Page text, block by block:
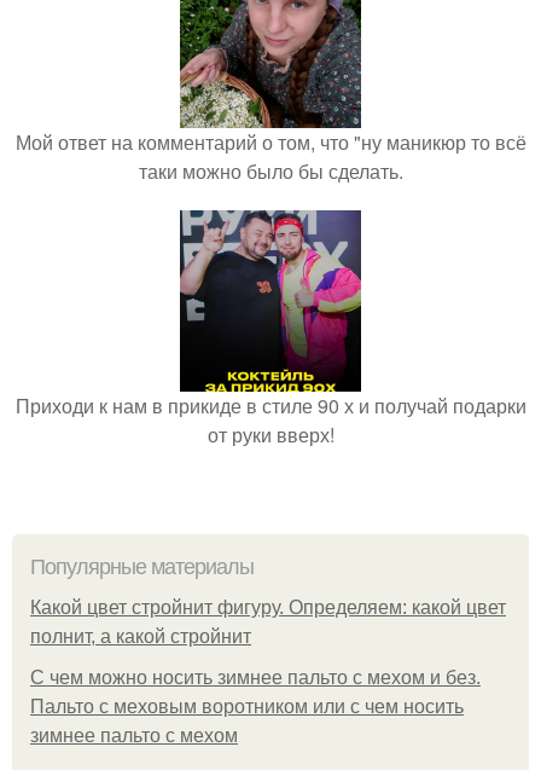
Мой ответ на комментарий о том, что "ну маникюр то всё
таки можно было бы сделать.
Приходи к нам в прикиде в стиле 90 х и получай подарки
от руки вверх!
Популярные материалы
Какой цвет стройнит фигуру. Определяем: какой цвет
полнит, а какой стройнит
C чем можно носить зимнее пальто с мехом и без.
Пальто с меховым воротником или с чем носить
зимнее пальто с мехом